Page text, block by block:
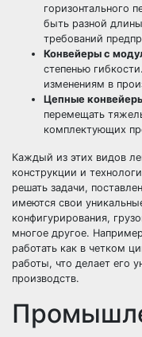
горизонтального
быть разной
требований
Конвейеры с
степенью
изменениям в
Цепные
перемещать
комплектующих
Каждый из этих видов
конструкции и
решать задачи,
имеются свои
конфигурирования,
многое другое.
работать как в четком
работы, что делает его
производств.